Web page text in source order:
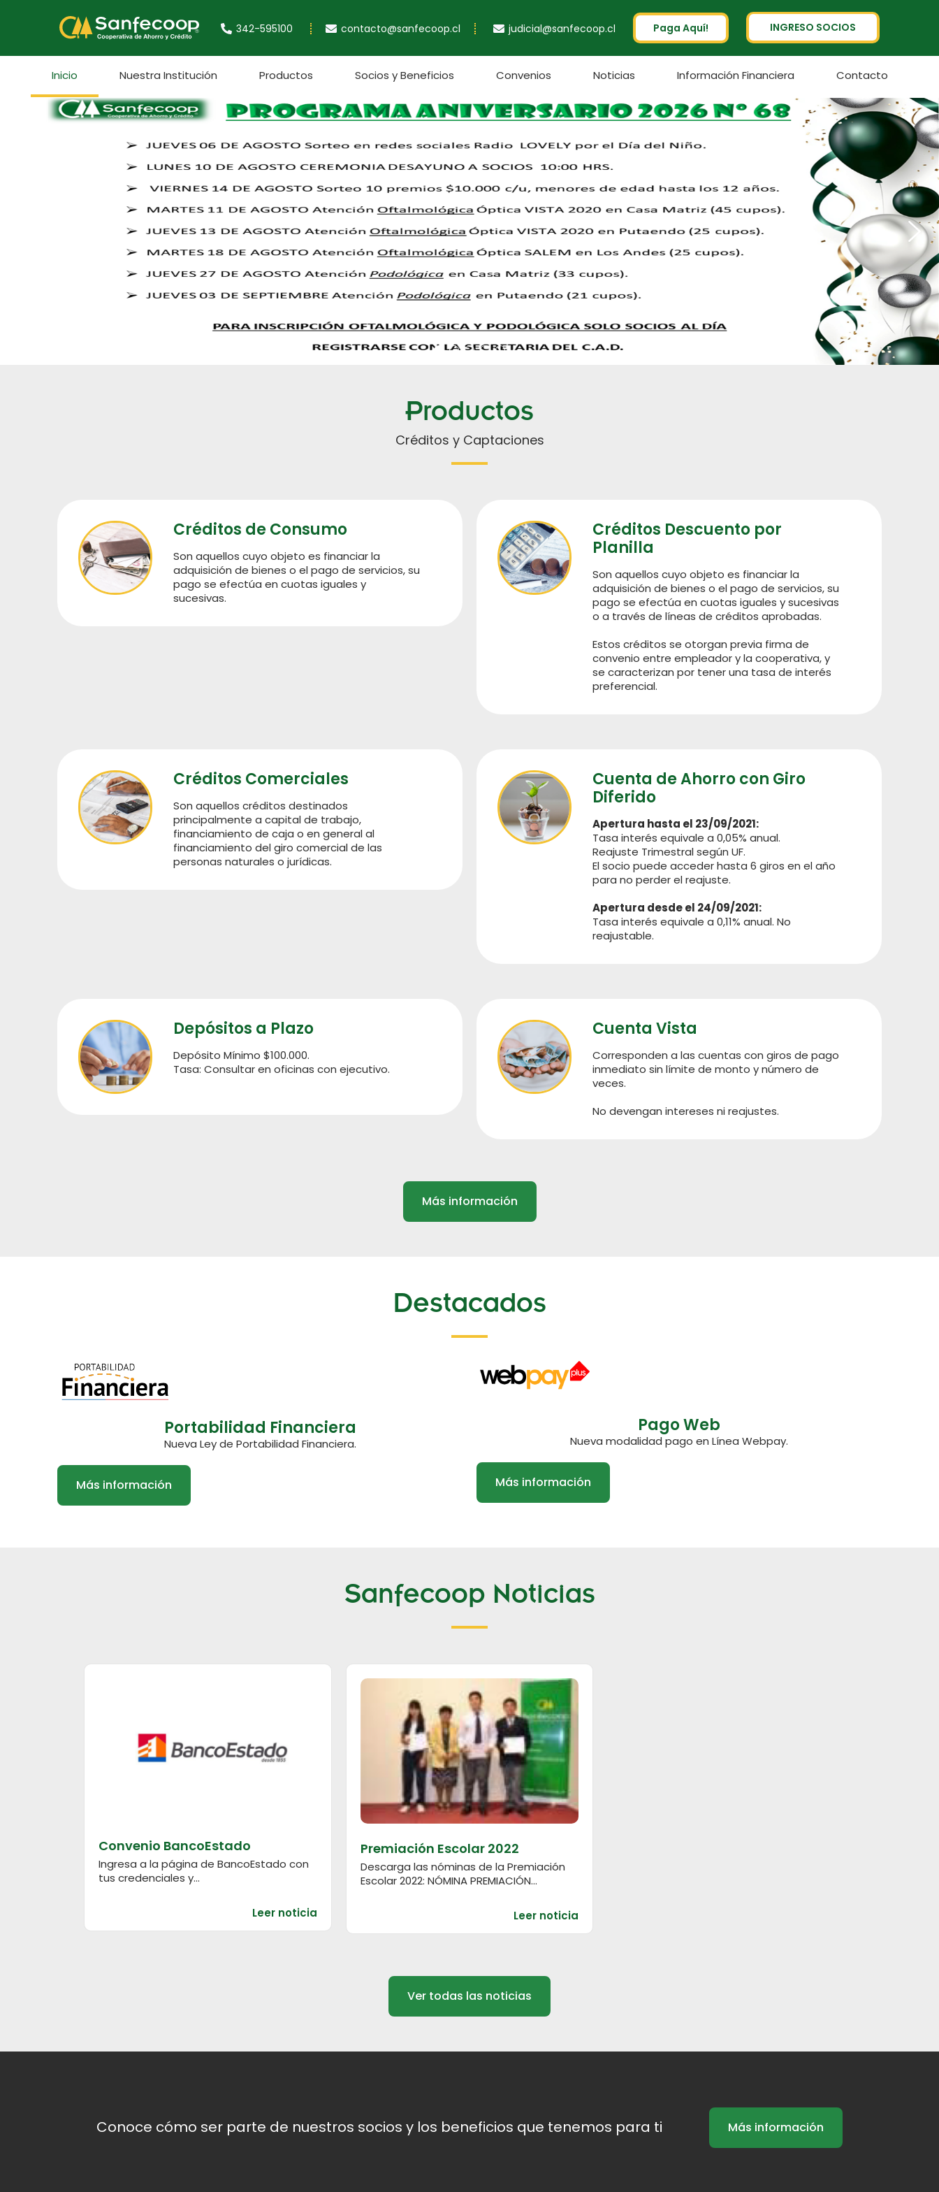
342-595100 contacto@sanfecoop.cl judicial@sanfecoop.cl Paga Aquí! INGRESO SOCIOS
Inicio Nuestra Institución Productos Socios y Beneficios Convenios Noticias Información Financiera Contacto
Productos
Créditos y Captaciones
Créditos de Consumo
Son aquellos cuyo objeto es financiar la
adquisición de bienes o el pago de servicios, su
pago se efectúa en cuotas iguales y
sucesivas.
Créditos Descuento por
Planilla
Son aquellos cuyo objeto es financiar la
adquisición de bienes o el pago de servicios, su
pago se efectúa en cuotas iguales y sucesivas
o a través de líneas de créditos aprobadas.
Estos créditos se otorgan previa firma de
convenio entre empleador y la cooperativa, y
se caracterizan por tener una tasa de interés
preferencial.
Créditos Comerciales
Son aquellos créditos destinados
principalmente a capital de trabajo,
financiamiento de caja o en general al
financiamiento del giro comercial de las
personas naturales o jurídicas.
Cuenta de Ahorro con Giro
Diferido
Apertura hasta el 23/09/2021:
Tasa interés equivale a 0,05% anual.
Reajuste Trimestral según UF.
El socio puede acceder hasta 6 giros en el año
para no perder el reajuste.
Apertura desde el 24/09/2021:
Tasa interés equivale a 0,11% anual. No
reajustable.
Depósitos a Plazo
Depósito Mínimo $100.000.
Tasa: Consultar en oficinas con ejecutivo.
Cuenta Vista
Corresponden a las cuentas con giros de pago
inmediato sin límite de monto y número de
veces.
No devengan intereses ni reajustes.
Más información
Destacados
Portabilidad Financiera
Nueva Ley de Portabilidad Financiera.
Más información
Pago Web
Nueva modalidad pago en Línea Webpay.
Más información
Sanfecoop Noticias
Convenio BancoEstado
Ingresa a la página de BancoEstado con
tus credenciales y...
Leer noticia
Premiación Escolar 2022
Descarga las nóminas de la Premiación
Escolar 2022: NÓMINA PREMIACIÓN...
Leer noticia
Ver todas las noticias
Conoce cómo ser parte de nuestros socios y los beneficios que tenemos para ti Más información